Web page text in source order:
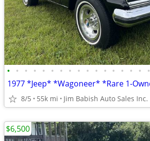
• • • • • • • • • • • • • • • • •
8/5 55k mi Jim Babish Auto Sales Inc.
$6,500